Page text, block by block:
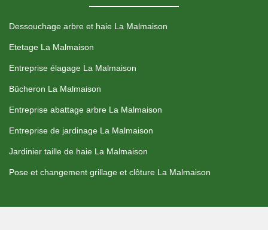
Dessouchage arbre et haie La Malmaison
Etetage La Malmaison
Entreprise élagage La Malmaison
Bûcheron La Malmaison
Entreprise abattage arbre La Malmaison
Entreprise de jardinage La Malmaison
Jardinier taille de haie La Malmaison
Pose et changement grillage et clôture La Malmaison